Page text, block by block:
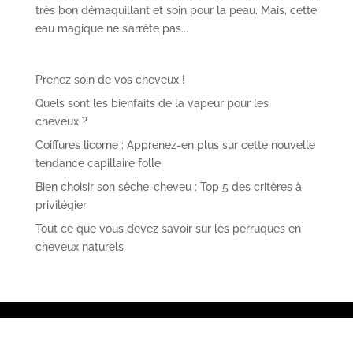
très bon démaquillant et soin pour la peau. Mais, cette
eau magique ne s’arrête pas...
Prenez soin de vos cheveux !
Quels sont les bienfaits de la vapeur pour les
cheveux ?
Coiffures licorne : Apprenez-en plus sur cette nouvelle
tendance capillaire folle
Bien choisir son sèche-cheveu : Top 5 des critères à
privilégier
Tout ce que vous devez savoir sur les perruques en
cheveux naturels